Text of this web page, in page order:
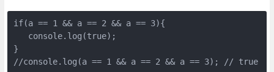
if(a == 1 && a == 2 && a == 3){
   console.log(true);
}
//console.log(a == 1 && a == 2 && a == 3); // true